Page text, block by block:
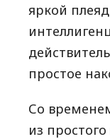
яркой
простое
Со
из